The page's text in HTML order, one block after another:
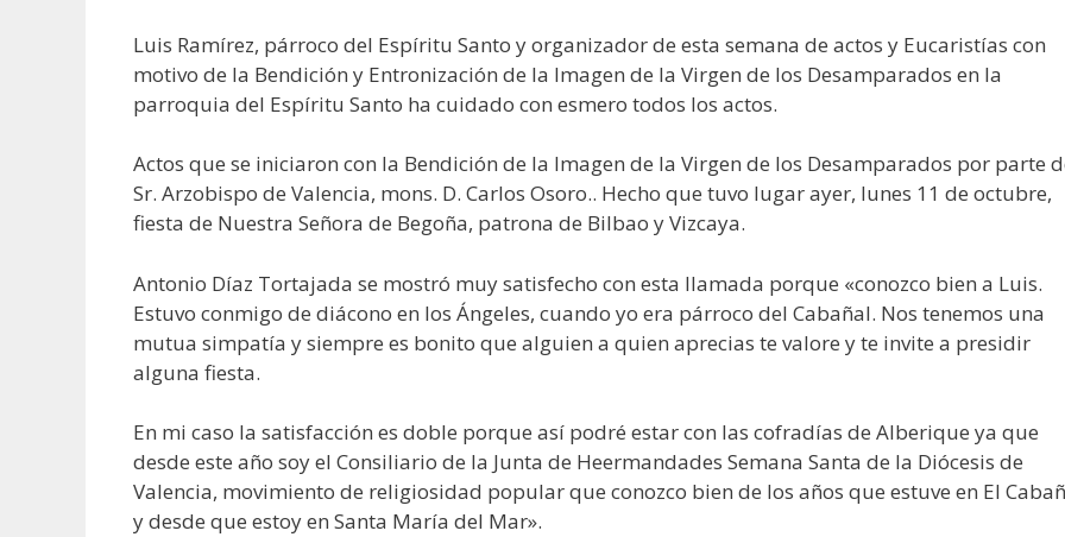
Luis Ramírez, párroco del Espíritu Santo y organizador de esta semana de actos y Eucaristías con
motivo de la Bendición y Entronización de la Imagen de la Virgen de los Desamparados en la
parroquia del Espíritu Santo ha cuidado con esmero todos los actos.
Actos que se iniciaron con la Bendición de la Imagen de la Virgen de los Desamparados por parte
Sr. Arzobispo de Valencia, mons. D. Carlos Osoro.. Hecho que tuvo lugar ayer, lunes 11 de octubre,
fiesta de Nuestra Señora de Begoña, patrona de Bilbao y Vizcaya.
Antonio Díaz Tortajada se mostró muy satisfecho con esta llamada porque «conozco bien a Luis.
Estuvo conmigo de diácono en los Ángeles, cuando yo era párroco del Cabañal. Nos tenemos una
mutua simpatía y siempre es bonito que alguien a quien aprecias te valore y te invite a presidir
alguna fiesta.
En mi caso la satisfacción es doble porque así podré estar con las cofradías de Alberique ya que
desde este año soy el Consiliario de la Junta de Heermandades Semana Santa de la Diócesis de
Valencia, movimiento de religiosidad popular que conozco bien de los años que estuve en El
y desde que estoy en Santa María del Mar».